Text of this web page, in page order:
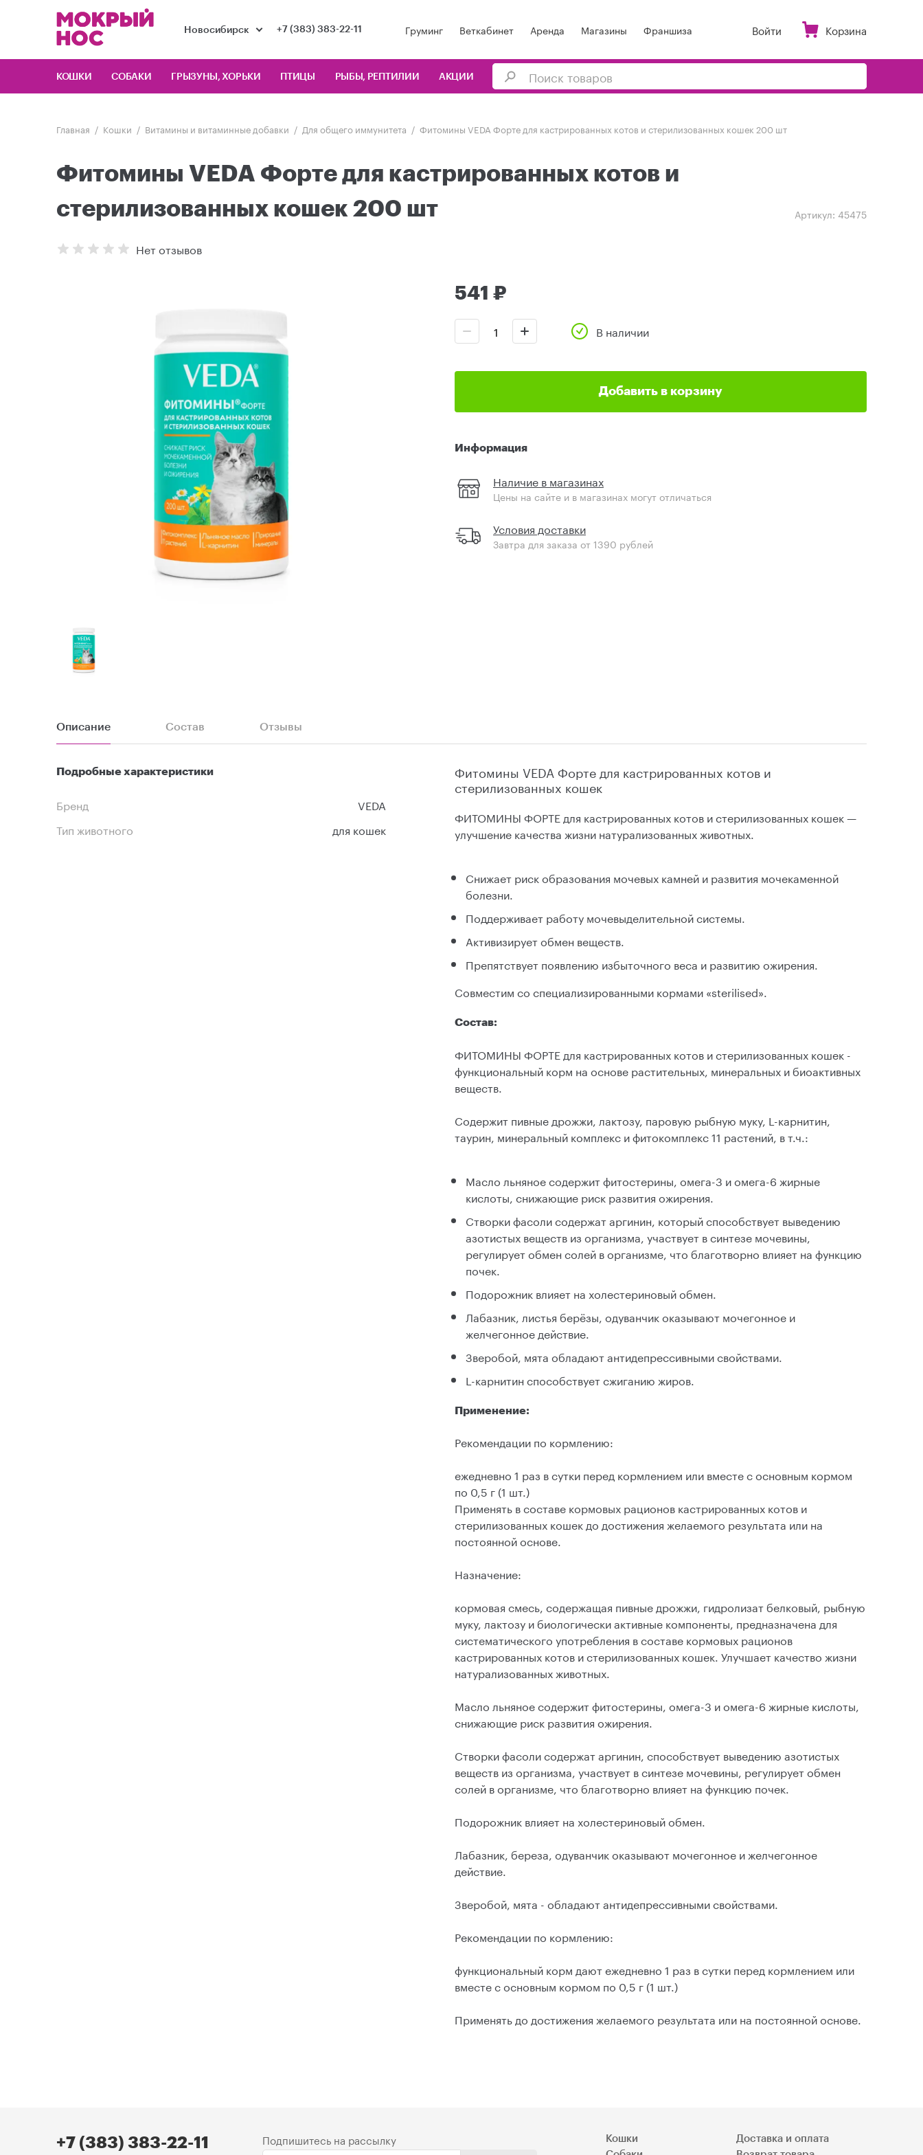
Новосибирск +7 (383) 383-22-11 Груминг Веткабинет Аренда Магазины Франшиза Войти Корзина
КОШКИ СОБАКИ ГРЫЗУНЫ, ХОРЬКИ ПТИЦЫ РЫБЫ, РЕПТИЛИИ АКЦИИ
Главная Кошки Витамины и витаминные добавки Для общего иммунитета Фитомины VEDA Форте для кастрированных котов и стерилизованных кошек 200 шт
Фитомины VEDA Форте для кастрированных котов и
стерилизованных кошек 200 шт
Артикул: 45475
Нет отзывов
541 ₽
В наличии
Добавить в корзину
Информация
Наличие в магазинах
Цены на сайте и в магазинах могут отличаться
Условия доставки
Завтра для заказа от 1390 рублей
Описание Состав Отзывы
Подробные характеристики
Бренд
VEDA
Тип животного
для кошек
Фитомины VEDA Форте для кастрированных котов и
стерилизованных кошек
ФИТОМИНЫ ФОРТЕ для кастрированных котов и стерилизованных кошек —
улучшение качества жизни натурализованных животных.
Снижает риск образования мочевых камней и развития мочекаменной
болезни.
Поддерживает работу мочевыделительной системы.
Активизирует обмен веществ.
Препятствует появлению избыточного веса и развитию ожирения.
Совместим со специализированными кормами «sterilised».
Состав:
ФИТОМИНЫ ФОРТЕ для кастрированных котов и стерилизованных кошек -
функциональный корм на основе растительных, минеральных и биоактивных
веществ.
Содержит пивные дрожжи, лактозу, паровую рыбную муку, L-карнитин,
таурин, минеральный комплекс и фитокомплекс 11 растений, в т.ч.:
Масло льняное содержит фитостерины, омега-3 и омега-6 жирные
кислоты, снижающие риск развития ожирения.
Створки фасоли содержат аргинин, который способствует выведению
азотистых веществ из организма, участвует в синтезе мочевины,
регулирует обмен солей в организме, что благотворно влияет на функцию
почек.
Подорожник влияет на холестериновый обмен.
Лабазник, листья берёзы, одуванчик оказывают мочегонное и
желчегонное действие.
Зверобой, мята обладают антидепрессивными свойствами.
L-карнитин способствует сжиганию жиров.
Применение:
Рекомендации по кормлению:
ежедневно 1 раз в сутки перед кормлением или вместе с основным кормом
по 0,5 г (1 шт.)
Применять в составе кормовых рационов кастрированных котов и
стерилизованных кошек до достижения желаемого результата или на
постоянной основе.
Назначение:
кормовая смесь, содержащая пивные дрожжи, гидролизат белковый, рыбную
муку, лактозу и биологически активные компоненты, предназначена для
систематического употребления в составе кормовых рационов
кастрированных котов и стерилизованных кошек. Улучшает качество жизни
натурализованных животных.
Масло льняное содержит фитостерины, омега-3 и омега-6 жирные кислоты,
снижающие риск развития ожирения.
Створки фасоли содержат аргинин, способствует выведению азотистых
веществ из организма, участвует в синтезе мочевины, регулирует обмен
солей в организме, что благотворно влияет на функцию почек.
Подорожник влияет на холестериновый обмен.
Лабазник, береза, одуванчик оказывают мочегонное и желчегонное
действие.
Зверобой, мята - обладают антидепрессивными свойствами.
Рекомендации по кормлению:
функциональный корм дают ежедневно 1 раз в сутки перед кормлением или
вместе с основным кормом по 0,5 г (1 шт.)
Применять до достижения желаемого результата или на постоянной основе.
+7 (383) 383-22-11
Подпишитесь на рассылку
Кошки
Доставка и оплата